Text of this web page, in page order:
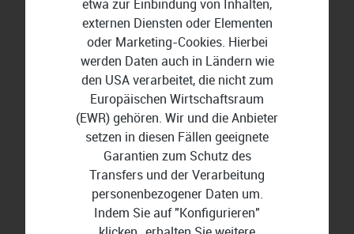
etwa zur Einbindung von Inhalten,
externen Diensten oder Elementen
oder Marketing-Cookies. Hierbei
werden Daten auch in Ländern wie
den USA verarbeitet, die nicht zum
Europäischen Wirtschaftsraum
(EWR) gehören. Wir und die Anbieter
setzen in diesen Fällen geeignete
Garantien zum Schutz des
Transfers und der Verarbeitung
personenbezogener Daten um.
Indem Sie auf "Konfigurieren"